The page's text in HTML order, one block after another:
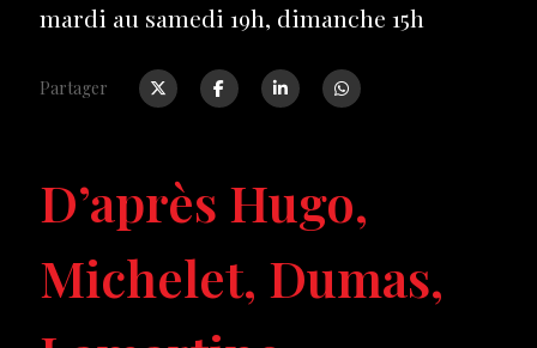
mardi au samedi 19h, dimanche 15h
Partager
D’après Hugo,
Michelet, Dumas,